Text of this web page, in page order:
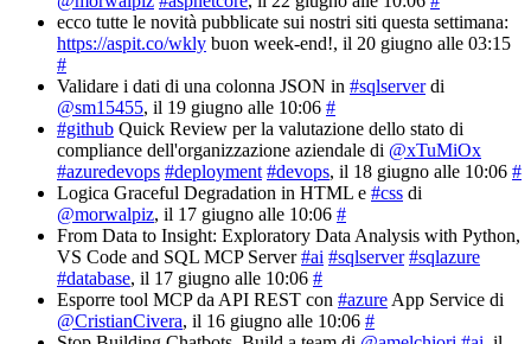
ecco tutte le novità pubblicate sui nostri siti questa settimana:
https://aspit.co/wkly buon week-end!, il 20 giugno alle 03:15
#
Validare i dati di una colonna JSON in #sqlserverdi
@sm15455, il 19 giugno alle 10:06 #
#github Quick Review per la valutazione dello stato di
compliance dell'organizzazione aziendale di @xTuMiOx
#azuredevops #deployment #devops, il 18 giugno alle 10:06 #
Logica Graceful Degradation in HTML e #css di
@morwalpiz, il 17 giugno alle 10:06 #
From Data to Insight: Exploratory Data Analysis with Python,
VS Code and SQL MCP Server#ai #sqlserver #sqlazure
#database, il 17 giugno alle 10:06 #
Esporre tool MCP da API REST con #azure App Service di
@CristianCivera, il 16 giugno alle 10:06 #